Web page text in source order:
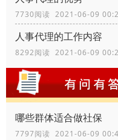
7730阅读 2021-06-09
人事代理的工作内容
8292阅读 2021-06-09
哪些群体适合做社保
7797阅读 2021-06-09